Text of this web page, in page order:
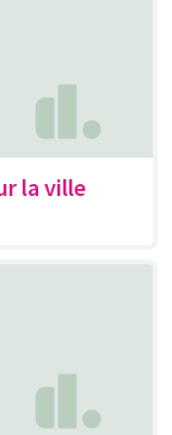
la ville